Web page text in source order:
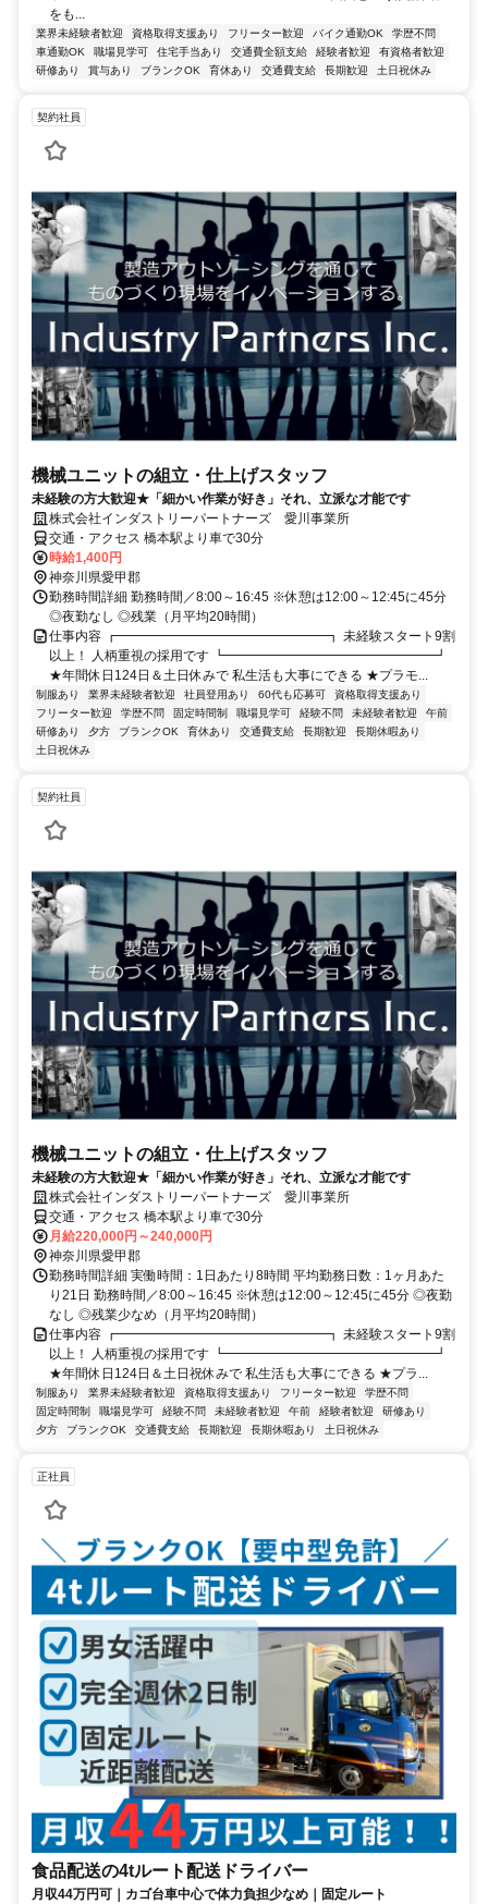
をも...
業界未経験者歓迎 資格取得支援あり フリーター歓迎 バイク通勤OK
学歴不問
車通勤OK
職場見学可 住宅手当あり 交通費全額支給 経験者歓迎
有資格者歓迎
研修あり
賞与あり ブランクOK 育休あり 交通費支給 長期歓迎 土日祝休み
契約社員
機械ユニットの組立・仕上げスタッフ
未経験の方大歓迎★「細かい作業が好き」それ、立派な才能です
株式会社インダストリーパートナーズ 愛川事業所
交通・アクセス 橋本駅より車で30分
時給1,400円
神奈川県愛甲郡
勤務時間詳細 勤務時間／8:00～16:45 ※休憩は12:00～12:45に45分
◎夜勤なし ◎残業（月平均20時間）
仕事内容 ┏━━━━━━━━━━━━━━━━┓ 未経験スタート9割
以上！ 人柄重視の採用です ┗━━━━━━━━━━━━━━━━┛
★年間休日124日＆土日休みで 私生活も大事にできる ★プラモ...
制服あり 業界未経験者歓迎 社員登用あり 60代も応募可
資格取得支援あり
フリーター歓迎
学歴不問 固定時間制 職場見学可 経験不問 未経験者歓迎
午前
研修あり
夕方 ブランクOK 育休あり 交通費支給 長期歓迎
長期休暇あり
土日祝休み
契約社員
機械ユニットの組立・仕上げスタッフ
未経験の方大歓迎★「細かい作業が好き」それ、立派な才能です
株式会社インダストリーパートナーズ 愛川事業所
交通・アクセス 橋本駅より車で30分
月給220,000円～240,000円
神奈川県愛甲郡
勤務時間詳細 実働時間：1日あたり8時間 平均勤務日数：1ヶ月あた
り21日 勤務時間／8:00～16:45 ※休憩は12:00～12:45に45分 ◎夜勤
なし ◎残業少なめ（月平均20時間）
仕事内容 ┏━━━━━━━━━━━━━━━━┓ 未経験スタート9割
以上！ 人柄重視の採用です ┗━━━━━━━━━━━━━━━━┛
★年間休日124日＆土日祝休みで 私生活も大事にできる ★プラ...
制服あり 業界未経験者歓迎 資格取得支援あり フリーター歓迎
学歴不問
固定時間制
職場見学可 経験不問 未経験者歓迎 午前 経験者歓迎
研修あり
夕方
ブランクOK 交通費支給 長期歓迎 長期休暇あり 土日祝休み
正社員
食品配送の4tルート配送ドライバー
月収44万円可｜カゴ台車中心で体力負担少なめ｜固定ルート